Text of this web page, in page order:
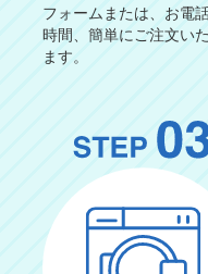
フォームまたは、お電
時間、簡単にご注文い
ます。